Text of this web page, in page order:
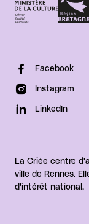
Facebook
Instagram
LinkedIn
La Criée centre
ville de Rennes.
d'intérêt national.